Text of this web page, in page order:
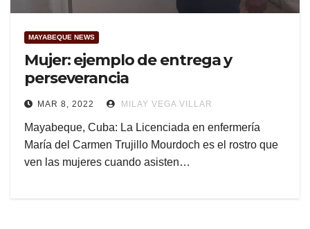
MAYABEQUE NEWS
Mujer: ejemplo de entrega y
perseverancia
MAR 8, 2022 MILAY VEGA VILLAR
Mayabeque, Cuba: La Licenciada en enfermería
María del Carmen Trujillo Mourdoch es el rostro que
ven las mujeres cuando asisten…